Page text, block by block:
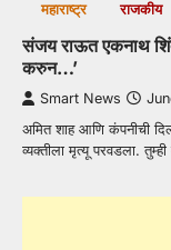
महाराष्ट्र राजकीय
संजय राऊत एकनाथ
करुन…’
Smart News
अमित शाह आणि कंपनीची
व्यक्तीला मृत्यू परवडला.